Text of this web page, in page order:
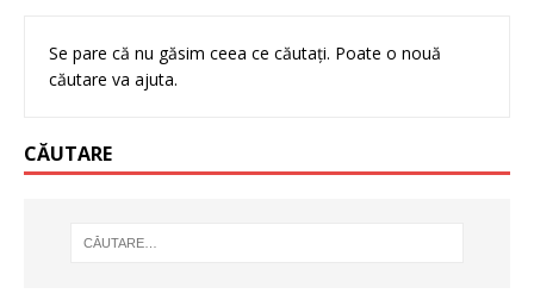
Se pare că nu găsim ceea ce căutați. Poate o nouă
căutare va ajuta.
CĂUTARE